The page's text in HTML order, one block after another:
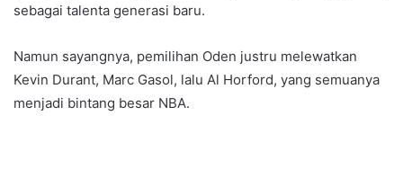
sebagai talenta generasi baru.
Namun sayangnya, pemilihan Oden justru melewatkan
Kevin Durant, Marc Gasol, lalu Al Horford, yang semuanya
menjadi bintang besar NBA.